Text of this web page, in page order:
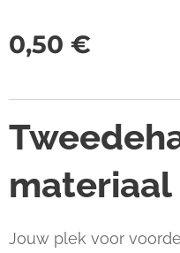
0,50 €
materiaal
Jouw plek voor